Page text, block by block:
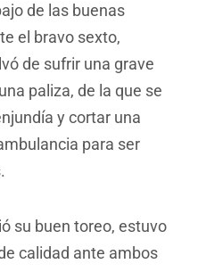
de las buenas
el bravo sexto,
de sufrir una grave
paliza, de la que se
y cortar una
para ser
su buen toreo, estuvo
calidad ante ambos